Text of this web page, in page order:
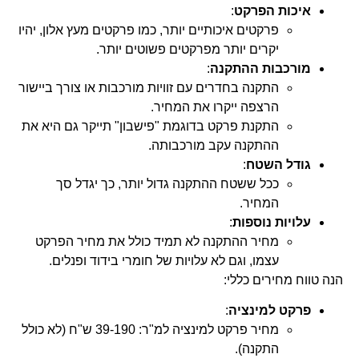
איכות הפרקט:
פרקטים איכותיים יותר, כמו פרקטים מעץ אלון, יהיו
יקרים יותר מפרקטים פשוטים יותר.
מורכבות ההתקנה:
התקנה בחדרים עם זוויות מורכבות או צורך ביישור
הרצפה ייקרו את המחיר.
התקנת פרקט בדוגמת "פישבון" תייקר גם היא את
ההתקנה עקב מורכבותה.
גודל השטח:
ככל ששטח ההתקנה גדול יותר, כך יגדל סך
המחיר.
עלויות נוספות:
מחיר ההתקנה לא תמיד כולל את מחיר הפרקט
עצמו, וגם לא עלויות של חומרי בידוד ופנלים.
הנה טווח מחירים כללי:
פרקט למינציה:
מחיר פרקט למינציה למ"ר: 39-190 ש"ח (לא כולל
התקנה).